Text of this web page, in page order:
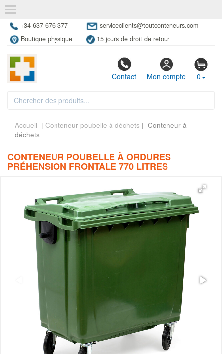
+34 637 676 377
serviceclients@toutconteneurs.com
Boutique physique
15 jours de droit de retour
Contact Mon compte 0
Accueil | Conteneur poubelle à déchets | Conteneur à
déchets
CONTENEUR POUBELLE À ORDURES
PRÉHENSION FRONTALE 770 LITRES